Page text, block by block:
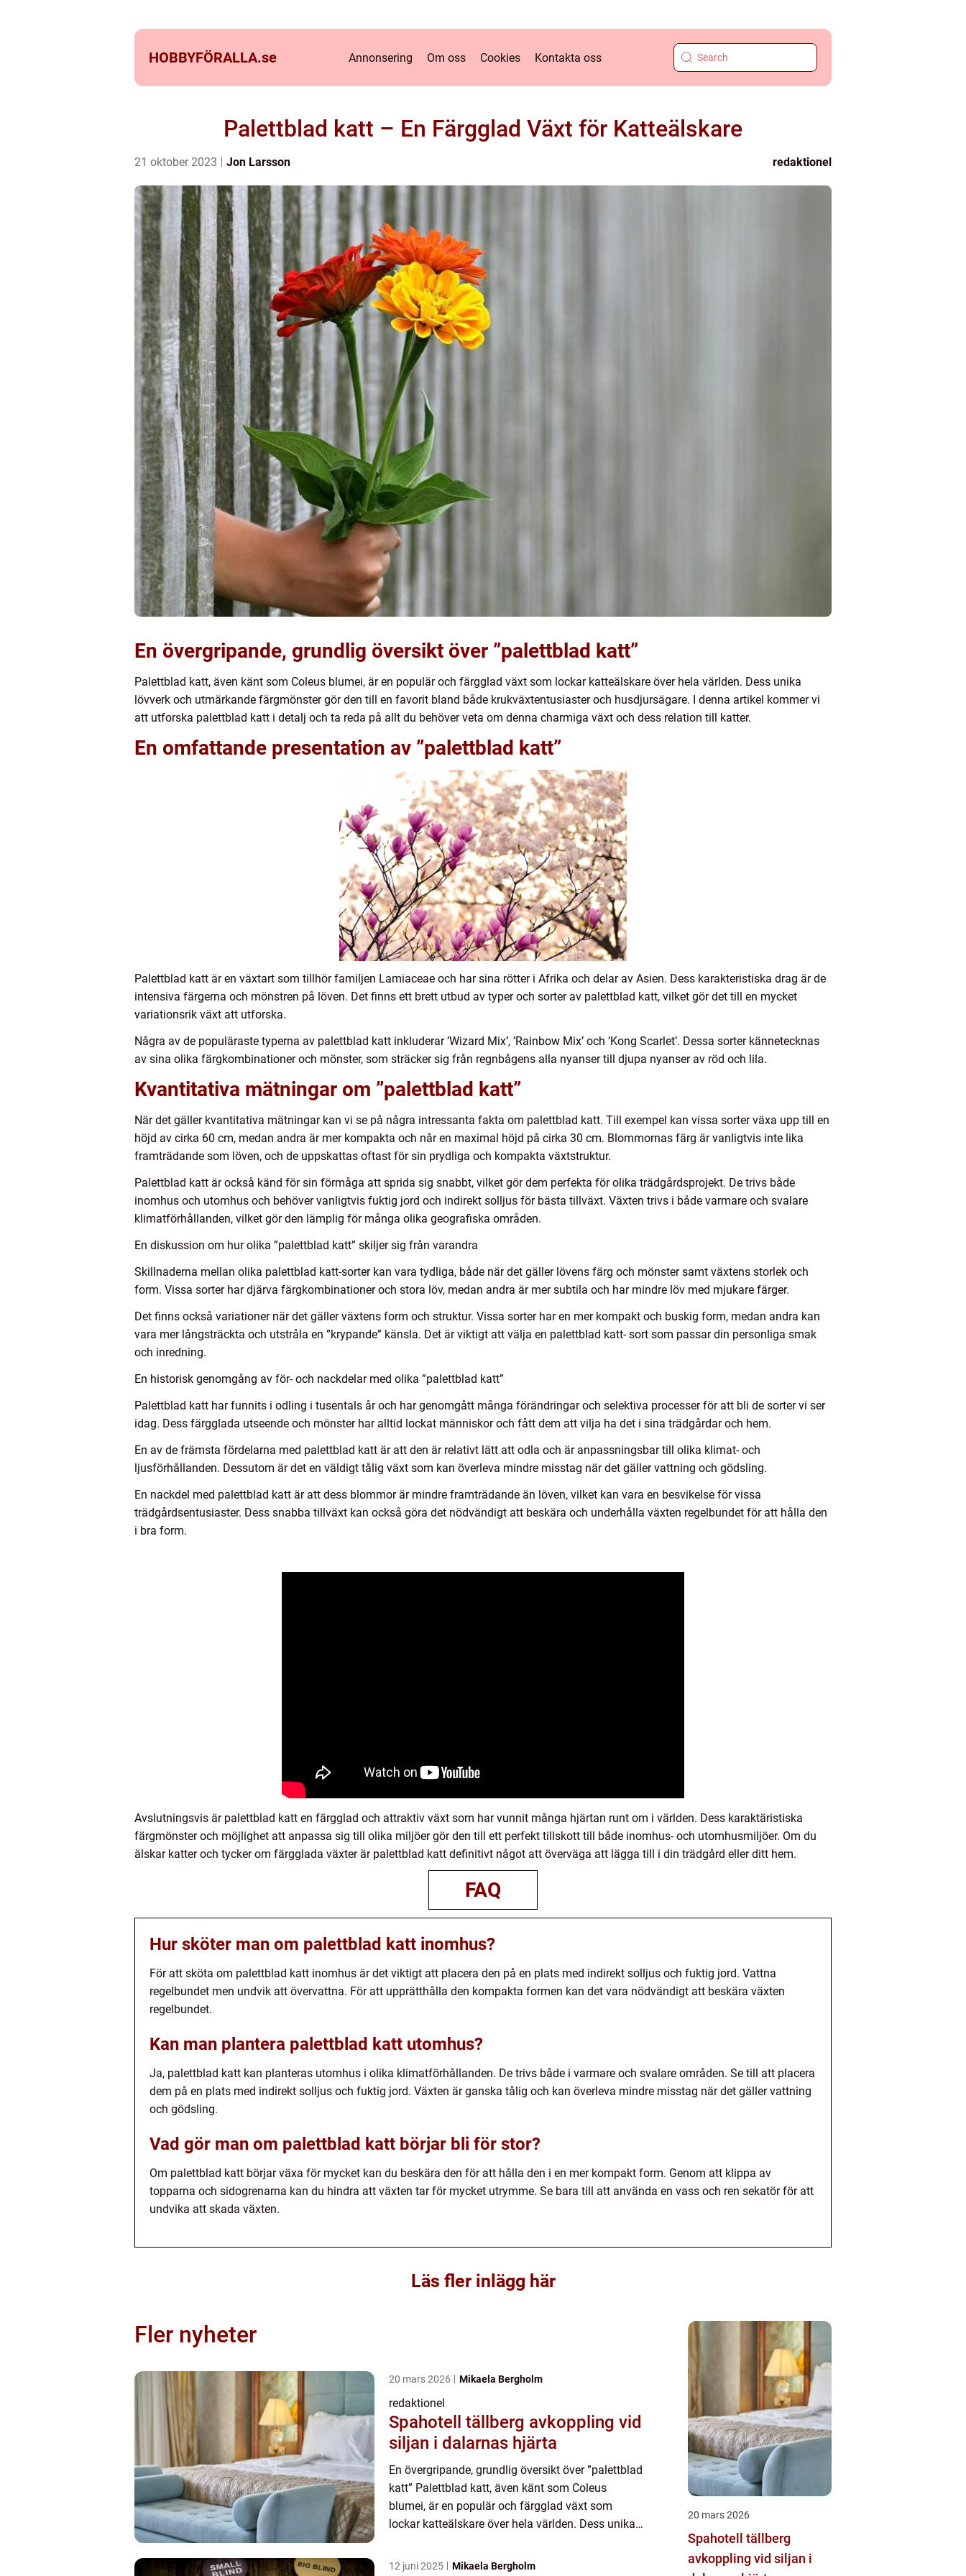
HOBBYFÖRALLA.se Annonsering Om oss Cookies Kontakta oss
Palettblad katt – En Färgglad Växt för Katteälskare
21 oktober 2023 Jon Larsson redaktionel
En övergripande, grundlig översikt över ”palettblad katt”
Palettblad katt, även känt som Coleus blumei, är en populär och färgglad växt som lockar katteälskare över hela världen. Dess unika
lövverk och utmärkande färgmönster gör den till en favorit bland både krukväxtentusiaster och husdjursägare. I denna artikel kommer vi
att utforska palettblad katt i detalj och ta reda på allt du behöver veta om denna charmiga växt och dess relation till katter.
En omfattande presentation av ”palettblad katt”
Palettblad katt är en växtart som tillhör familjen Lamiaceae och har sina rötter i Afrika och delar av Asien. Dess karakteristiska drag är de
intensiva färgerna och mönstren på löven. Det finns ett brett utbud av typer och sorter av palettblad katt, vilket gör det till en mycket
variationsrik växt att utforska.
Några av de populäraste typerna av palettblad katt inkluderar ’Wizard Mix’, ’Rainbow Mix’ och ’Kong Scarlet’. Dessa sorter kännetecknas
av sina olika färgkombinationer och mönster, som sträcker sig från regnbågens alla nyanser till djupa nyanser av röd och lila.
Kvantitativa mätningar om ”palettblad katt”
När det gäller kvantitativa mätningar kan vi se på några intressanta fakta om palettblad katt. Till exempel kan vissa sorter växa upp till en
höjd av cirka 60 cm, medan andra är mer kompakta och når en maximal höjd på cirka 30 cm. Blommornas färg är vanligtvis inte lika
framträdande som löven, och de uppskattas oftast för sin prydliga och kompakta växtstruktur.
Palettblad katt är också känd för sin förmåga att sprida sig snabbt, vilket gör dem perfekta för olika trädgårdsprojekt. De trivs både
inomhus och utomhus och behöver vanligtvis fuktig jord och indirekt solljus för bästa tillväxt. Växten trivs i både varmare och svalare
klimatförhållanden, vilket gör den lämplig för många olika geografiska områden.
En diskussion om hur olika ”palettblad katt” skiljer sig från varandra
Skillnaderna mellan olika palettblad katt-sorter kan vara tydliga, både när det gäller lövens färg och mönster samt växtens storlek och
form. Vissa sorter har djärva färgkombinationer och stora löv, medan andra är mer subtila och har mindre löv med mjukare färger.
Det finns också variationer när det gäller växtens form och struktur. Vissa sorter har en mer kompakt och buskig form, medan andra kan
vara mer långsträckta och utstråla en ”krypande” känsla. Det är viktigt att välja en palettblad katt- sort som passar din personliga smak
och inredning.
En historisk genomgång av för- och nackdelar med olika ”palettblad katt”
Palettblad katt har funnits i odling i tusentals år och har genomgått många förändringar och selektiva processer för att bli de sorter vi ser
idag. Dess färgglada utseende och mönster har alltid lockat människor och fått dem att vilja ha det i sina trädgårdar och hem.
En av de främsta fördelarna med palettblad katt är att den är relativt lätt att odla och är anpassningsbar till olika klimat- och
ljusförhållanden. Dessutom är det en väldigt tålig växt som kan överleva mindre misstag när det gäller vattning och gödsling.
En nackdel med palettblad katt är att dess blommor är mindre framträdande än löven, vilket kan vara en besvikelse för vissa
trädgårdsentusiaster. Dess snabba tillväxt kan också göra det nödvändigt att beskära och underhålla växten regelbundet för att hålla den
i bra form.
Avslutningsvis är palettblad katt en färgglad och attraktiv växt som har vunnit många hjärtan runt om i världen. Dess karaktäristiska
färgmönster och möjlighet att anpassa sig till olika miljöer gör den till ett perfekt tillskott till både inomhus- och utomhusmiljöer. Om du
älskar katter och tycker om färgglada växter är palettblad katt definitivt något att överväga att lägga till i din trädgård eller ditt hem.
FAQ
Hur sköter man om palettblad katt inomhus?
För att sköta om palettblad katt inomhus är det viktigt att placera den på en plats med indirekt solljus och fuktig jord. Vattna
regelbundet men undvik att övervattna. För att upprätthålla den kompakta formen kan det vara nödvändigt att beskära växten
regelbundet.
Kan man plantera palettblad katt utomhus?
Ja, palettblad katt kan planteras utomhus i olika klimatförhållanden. De trivs både i varmare och svalare områden. Se till att placera
dem på en plats med indirekt solljus och fuktig jord. Växten är ganska tålig och kan överleva mindre misstag när det gäller vattning
och gödsling.
Vad gör man om palettblad katt börjar bli för stor?
Om palettblad katt börjar växa för mycket kan du beskära den för att hålla den i en mer kompakt form. Genom att klippa av
topparna och sidogrenarna kan du hindra att växten tar för mycket utrymme. Se bara till att använda en vass och ren sekatör för att
undvika att skada växten.
Läs fler inlägg här
Fler nyheter
20 mars 2026 Mikaela Bergholm
redaktionel
Spahotell tällberg avkoppling vid
siljan i dalarnas hjärta
En övergripande, grundlig översikt över ”palettblad
katt” Palettblad katt, även känt som Coleus
blumei, är en populär och färgglad växt som
lockar katteälskare över hela världen. Dess unika
12 juni 2025 Mikaela Bergholm
20 mars 2026
Spahotell tällberg
avkoppling vid siljan i